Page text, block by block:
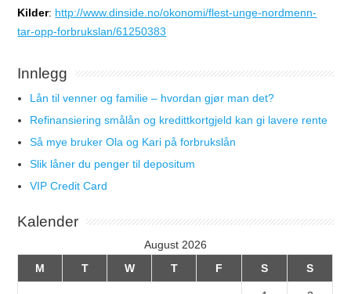
Kilder: http://www.dinside.no/okonomi/flest-unge-nordmenn-
tar-opp-forbrukslan/61250383
Innlegg
Lån til venner og familie – hvordan gjør man det?
Refinansiering smålån og kredittkortgjeld kan gi lavere rente
Så mye bruker Ola og Kari på forbrukslån
Slik låner du penger til depositum
VIP Credit Card
Kalender
August 2026
M
T W T F S S